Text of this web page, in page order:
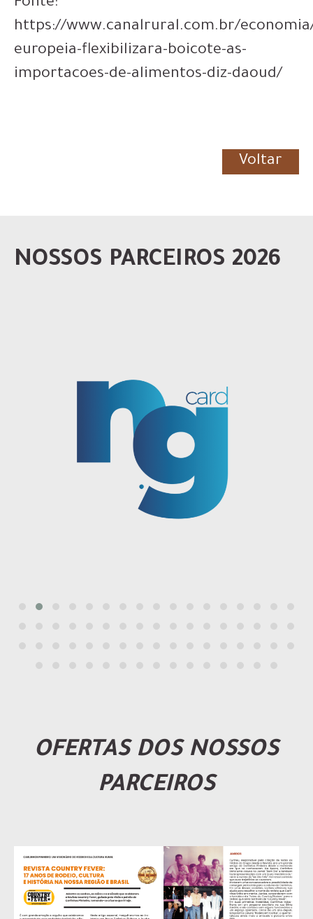
Fonte:
https://www.canalrural.com.br/
europeia-flexibilizara-boicote-as-
importacoes-de-alimentos-diz-daoud/
Voltar
NOSSOS PARCEIROS 2026
OFERTAS DOS NOSSOS
PARCEIROS